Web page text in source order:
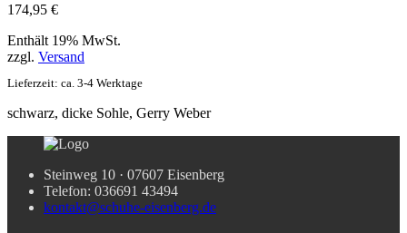
174,95 €
Enthält 19% MwSt.
zzgl. Versand
Lieferzeit: ca. 3-4 Werktage
schwarz, dicke Sohle, Gerry Weber
Steinweg 10 · 07607 Eisenberg
Telefon: 036691 43494
kontakt@schuhe-eisenberg.de